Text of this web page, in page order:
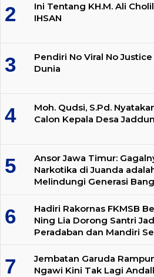
Ini Tentang KH.M. Ali
IHSAN
Pendiri No Viral No
Dunia
Moh. Qudsi, S.Pd.
Calon Kepala Desa
Ansor Jawa Timur:
Narkotika di Juanda
Melindungi Generasi
Hadiri Rakornas FKMSB
Ning Lia Dorong Santri
Peradaban dan Mandiri
Jembatan Garuda
Ngawi Kini Tak Lagi